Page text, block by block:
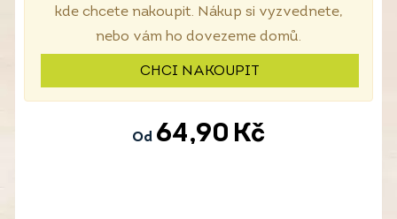
kde chcete nakoupit. Nákup si vyzvednete,
nebo vám ho dovezeme domů.
CHCI NAKOUPIT
Od 64,90 Kč